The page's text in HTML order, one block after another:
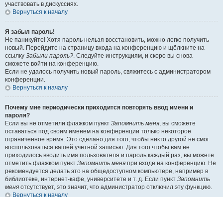
участвовать в дискуссиях.
Вернуться к началу
Я забыл пароль!
Не паникуйте! Хотя пароль нельзя восстановить, можно легко получить
новый. Перейдите на страницу входа на конференцию и щёлкните на
ссылку Забыли пароль?. Следуйте инструкциям, и скоро вы снова
сможете войти на конференцию.
Если не удалось получить новый пароль, свяжитесь с администратором
конференции.
Вернуться к началу
Почему мне периодически приходится повторять ввод имени и
пароля?
Если вы не отметили флажком пункт Запомнить меня, вы сможете
оставаться под своим именем на конференции только некоторое
ограниченное время. Это сделано для того, чтобы никто другой не смог
воспользоваться вашей учётной записью. Для того чтобы вам не
приходилось вводить имя пользователя и пароль каждый раз, вы можете
отметить флажком пункт Запомнить меня при входе на конференцию. Не
рекомендуется делать это на общедоступном компьютере, например в
библиотеке, интернет-кафе, университете и т. д. Если пункт Запомнить
меня отсутствует, это значит, что администратор отключил эту функцию.
Вернуться к началу